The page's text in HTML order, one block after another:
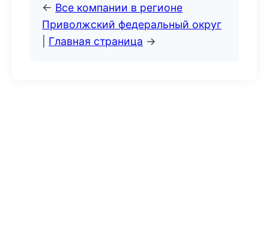
← Все компании в регионе
Приволжский федеральный округ
Главная страница →